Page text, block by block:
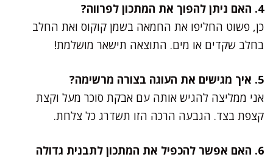
4. האם ניתן להפוך את המתכון לפרווה?
כן, פשוט החליפו את החמאה בשמן קוקוס ואת החלב
בחלב שקדים או מים. התוצאה תישאר מושלמת!
5. איך מגישים את העוגה בצורה מרשימה?
אני ממליצה להגיש אותה עם אבקת סוכר מעל וקצת
קצפת בצד. הגבעה הרכה הזו תשדרג כל צלחת.
6. האם אפשר להכפיל את המתכון לתבנית גדולה